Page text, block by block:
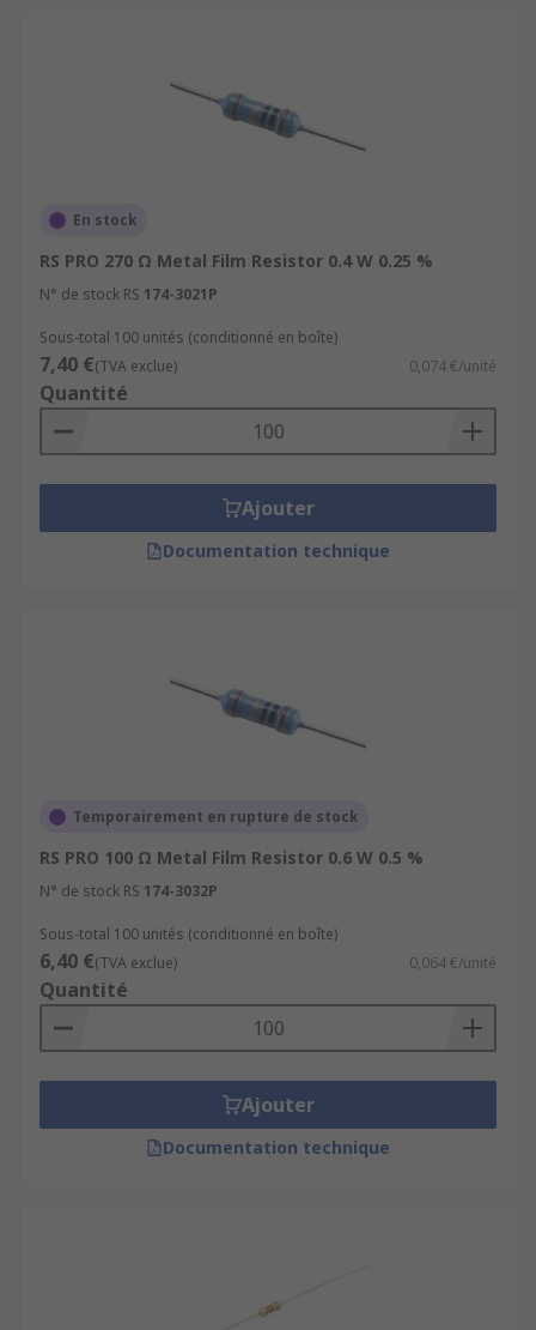
En stock
RS PRO 270 Ω Metal Film Resistor 0.4 W 0.25 %
N° de stock RS 174-3021P
Sous-total 100 unités (conditionné en boîte)
7,40 €(TVA exclue) 0,074 €/unité
Quantité
Ajouter
Documentation technique
Temporairement en rupture de stock
RS PRO 100 Ω Metal Film Resistor 0.6 W 0.5 %
N° de stock RS 174-3032P
Sous-total 100 unités (conditionné en boîte)
6,40 €(TVA exclue) 0,064 €/unité
Quantité
Ajouter
Documentation technique